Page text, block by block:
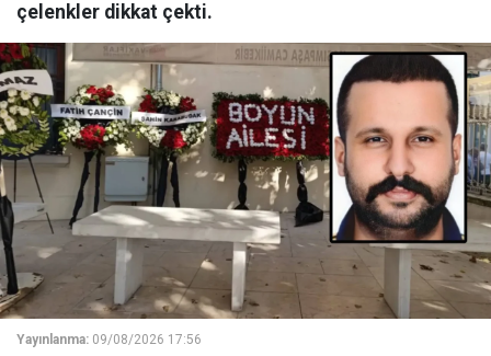
çelenkler dikkat çekti.
Yayınlanma: 09/08/2026 17:56